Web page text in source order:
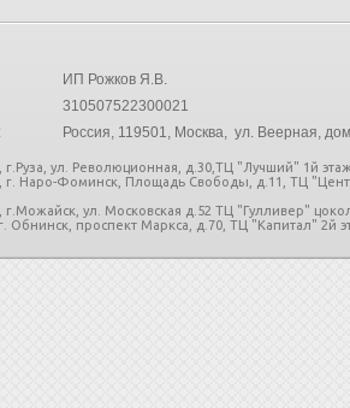
ИП Рожков Я.В.
310507522300021
Россия, 119501, Москва, ул. Веерная,
г.Руза, ул. Революционная, д.30,ТЦ "Лучший" 1й
г. Наро-Фоминск, Площадь Свободы, д.11, ТЦ
г.Можайск, ул. Московская д.52 ТЦ "Гулливер"
Обнинск, проспект Маркса, д.70, ТЦ "Капитал" 2й